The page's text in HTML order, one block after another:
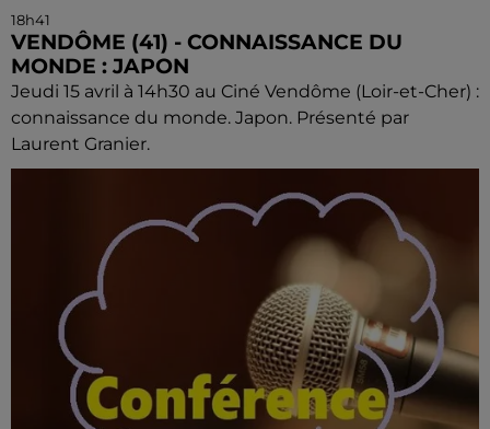
18h41
VENDÔME (41) - CONNAISSANCE DU
MONDE : JAPON
Jeudi 15 avril à 14h30 au Ciné Vendôme (Loir-et-Cher) :
connaissance du monde. Japon. Présenté par
Laurent Granier.